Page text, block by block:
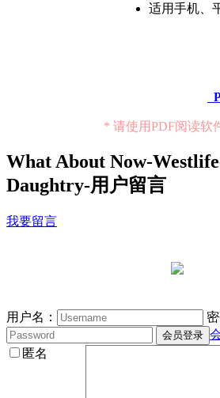
适用手机、
* 请使用PDF阅读软
What About Now-
Daughtry-用户留言
我要留言
用户名：
匿名